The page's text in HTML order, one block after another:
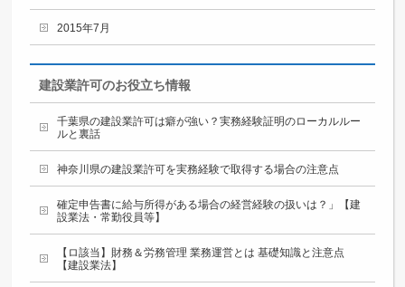
2015年7月
建設業許可のお役立ち情報
千葉県の建設業許可は癖が強い？実務経験証明のローカルルー
ルと裏話
神奈川県の建設業許可を実務経験で取得する場合の注意点
確定申告書に給与所得がある場合の経営経験の扱いは？」【建
設業法・常勤役員等】
【ロ該当】財務＆労務管理 業務運営とは 基礎知識と注意点
【建設業法】